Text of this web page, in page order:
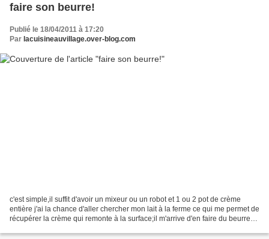
faire son beurre!
Publié le 18/04/2011 à 17:20
Par lacuisineauvillage.over-blog.com
c'est simple,il suffit d'avoir un mixeur ou un robot et 1 ou 2 pot de crème
entière j'ai la chance d'aller chercher mon lait à la ferme ce qui me permet de
récupérer la crème qui remonte à la surface;il m'arrive d'en faire du beurre